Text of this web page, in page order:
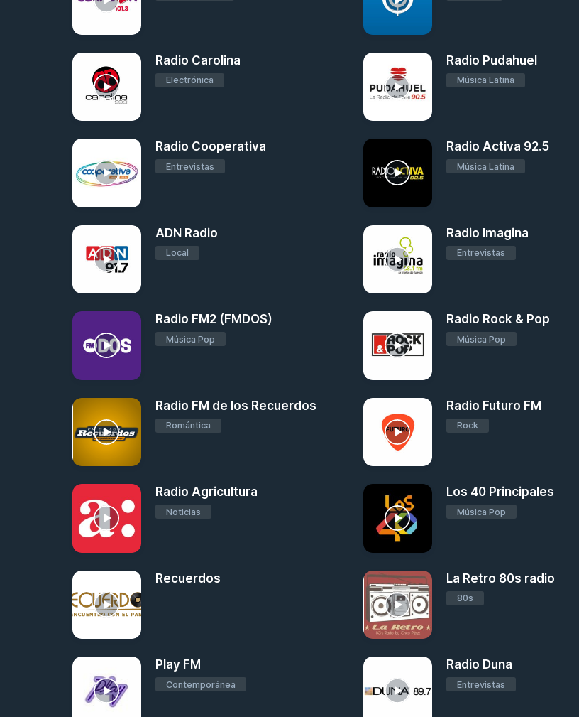
Radio Carolina
Electrónica
Radio Pudahuel
Música Latina
Radio Cooperativa
Entrevistas
Radio Activa 92.5
Música Latina
ADN Radio
Local
Radio Imagina
Entrevistas
Radio FM2 (FMDOS)
Música Pop
Radio Rock & Pop
Música Pop
Radio FM de los Recuerdos
Romántica
Radio Futuro FM
Rock
Radio Agricultura
Noticias
Los 40 Principales
Música Pop
Recuerdos La Retro 80s radio
80s
Play FM
Contemporánea
Radio Duna
Entrevistas